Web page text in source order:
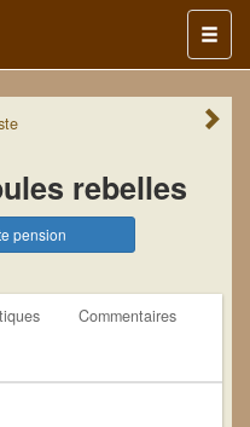
Menu
rebelles
pension
Commentaires